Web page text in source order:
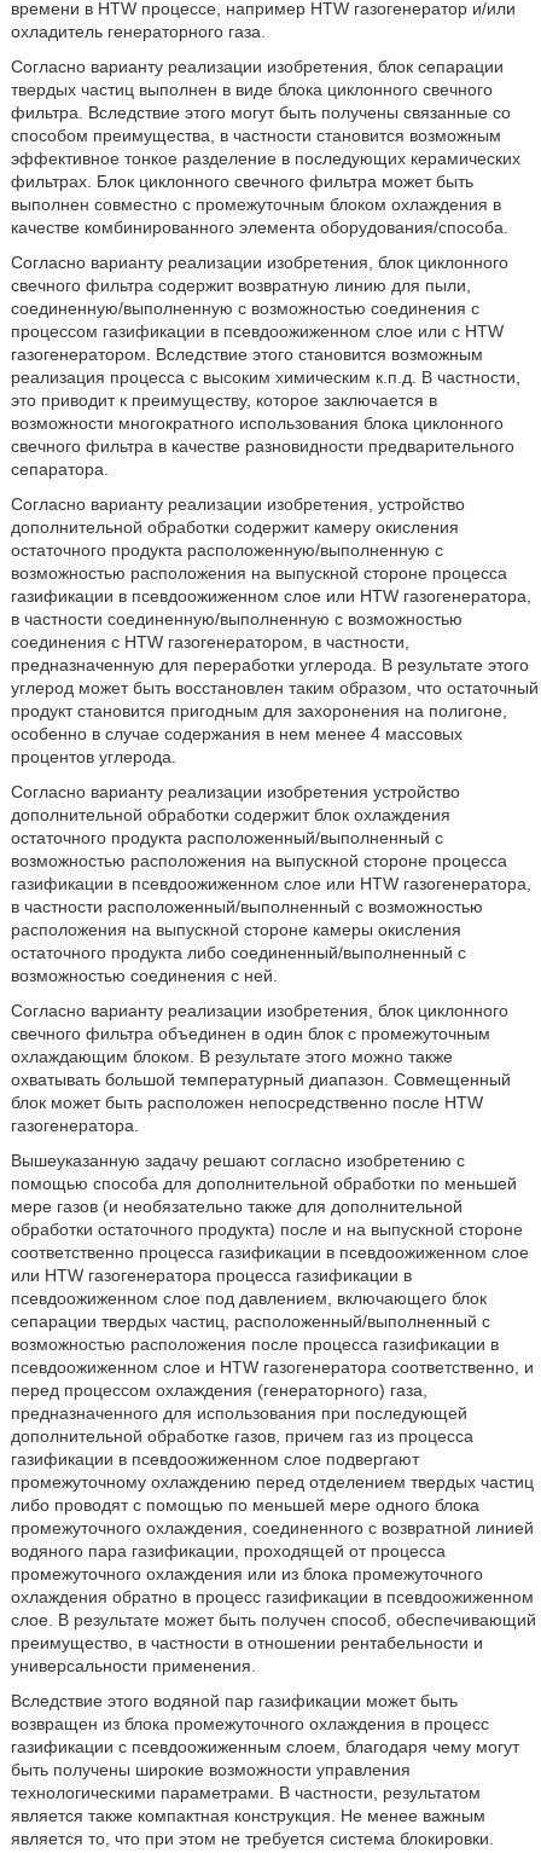
времени в HTW процессе, например HTW газогенератор и/или
охладитель генераторного газа.
Согласно варианту реализации изобретения, блок сепарации
твердых частиц выполнен в виде блока циклонного свечного
фильтра. Вследствие этого могут быть получены связанные со
способом преимущества, в частности становится возможным
эффективное тонкое разделение в последующих керамических
фильтрах. Блок циклонного свечного фильтра может быть
выполнен совместно с промежуточным блоком охлаждения в
качестве комбинированного элемента оборудования/способа.
Согласно варианту реализации изобретения, блок циклонного
свечного фильтра содержит возвратную линию для пыли,
соединенную/выполненную с возможностью соединения с
процессом газификации в псевдоожиженном слое или с HTW
газогенератором. Вследствие этого становится возможным
реализация процесса с высоким химическим к.п.д. В частности,
это приводит к преимуществу, которое заключается в
возможности многократного использования блока циклонного
свечного фильтра в качестве разновидности предварительного
сепаратора.
Согласно варианту реализации изобретения, устройство
дополнительной обработки содержит камеру окисления
остаточного продукта расположенную/выполненную с
возможностью расположения на выпускной стороне процесса
газификации в псевдоожиженном слое или HTW газогенератора,
в частности соединенную/выполненную с возможностью
соединения с HTW газогенератором, в частности,
предназначенную для переработки углерода. В результате этого
углерод может быть восстановлен таким образом, что остаточный
продукт становится пригодным для захоронения на полигоне,
особенно в случае содержания в нем менее 4 массовых
процентов углерода.
Согласно варианту реализации изобретения устройство
дополнительной обработки содержит блок охлаждения
остаточного продукта расположенный/выполненный с
возможностью расположения на выпускной стороне процесса
газификации в псевдоожиженном слое или HTW газогенератора,
в частности расположенный/выполненный с возможностью
расположения на выпускной стороне камеры окисления
остаточного продукта либо соединенный/выполненный с
возможностью соединения с ней.
Согласно варианту реализации изобретения, блок циклонного
свечного фильтра объединен в один блок с промежуточным
охлаждающим блоком. В результате этого можно также
охватывать большой температурный диапазон. Совмещенный
блок может быть расположен непосредственно после HTW
газогенератора.
Вышеуказанную задачу решают согласно изобретению с
помощью способа для дополнительной обработки по меньшей
мере газов (и необязательно также для дополнительной
обработки остаточного продукта) после и на выпускной стороне
соответственно процесса газификации в псевдоожиженном слое
или HTW газогенератора процесса газификации в
псевдоожиженном слое под давлением, включающего блок
сепарации твердых частиц, расположенный/выполненный с
возможностью расположения после процесса газификации в
псевдоожиженном слое и HTW газогенератора соответственно, и
перед процессом охлаждения (генераторного) газа,
предназначенного для использования при последующей
дополнительной обработке газов, причем газ из процесса
газификации в псевдоожиженном слое подвергают
промежуточному охлаждению перед отделением твердых частиц
либо проводят с помощью по меньшей мере одного блока
промежуточного охлаждения, соединенного с возвратной линией
водяного пара газификации, проходящей от процесса
промежуточного охлаждения или из блока промежуточного
охлаждения обратно в процесс газификации в псевдоожиженном
слое. В результате может быть получен способ, обеспечивающий
преимущество, в частности в отношении рентабельности и
универсальности применения.
Вследствие этого водяной пар газификации может быть
возвращен из блока промежуточного охлаждения в процесс
газификации с псевдоожиженным слоем, благодаря чему могут
быть получены широкие возможности управления
технологическими параметрами. В частности, результатом
является также компактная конструкция. Не менее важным
является то, что при этом не требуется система блокировки.